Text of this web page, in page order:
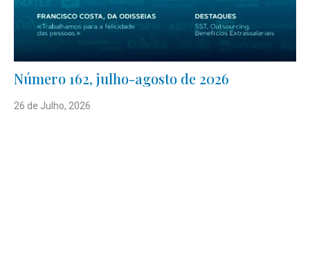
Número 162, julho-agosto de 2026
26 de Julho, 2026